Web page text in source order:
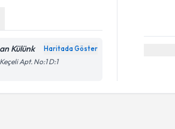
Külünk Haritada Göster
Apt. No:1 D:1